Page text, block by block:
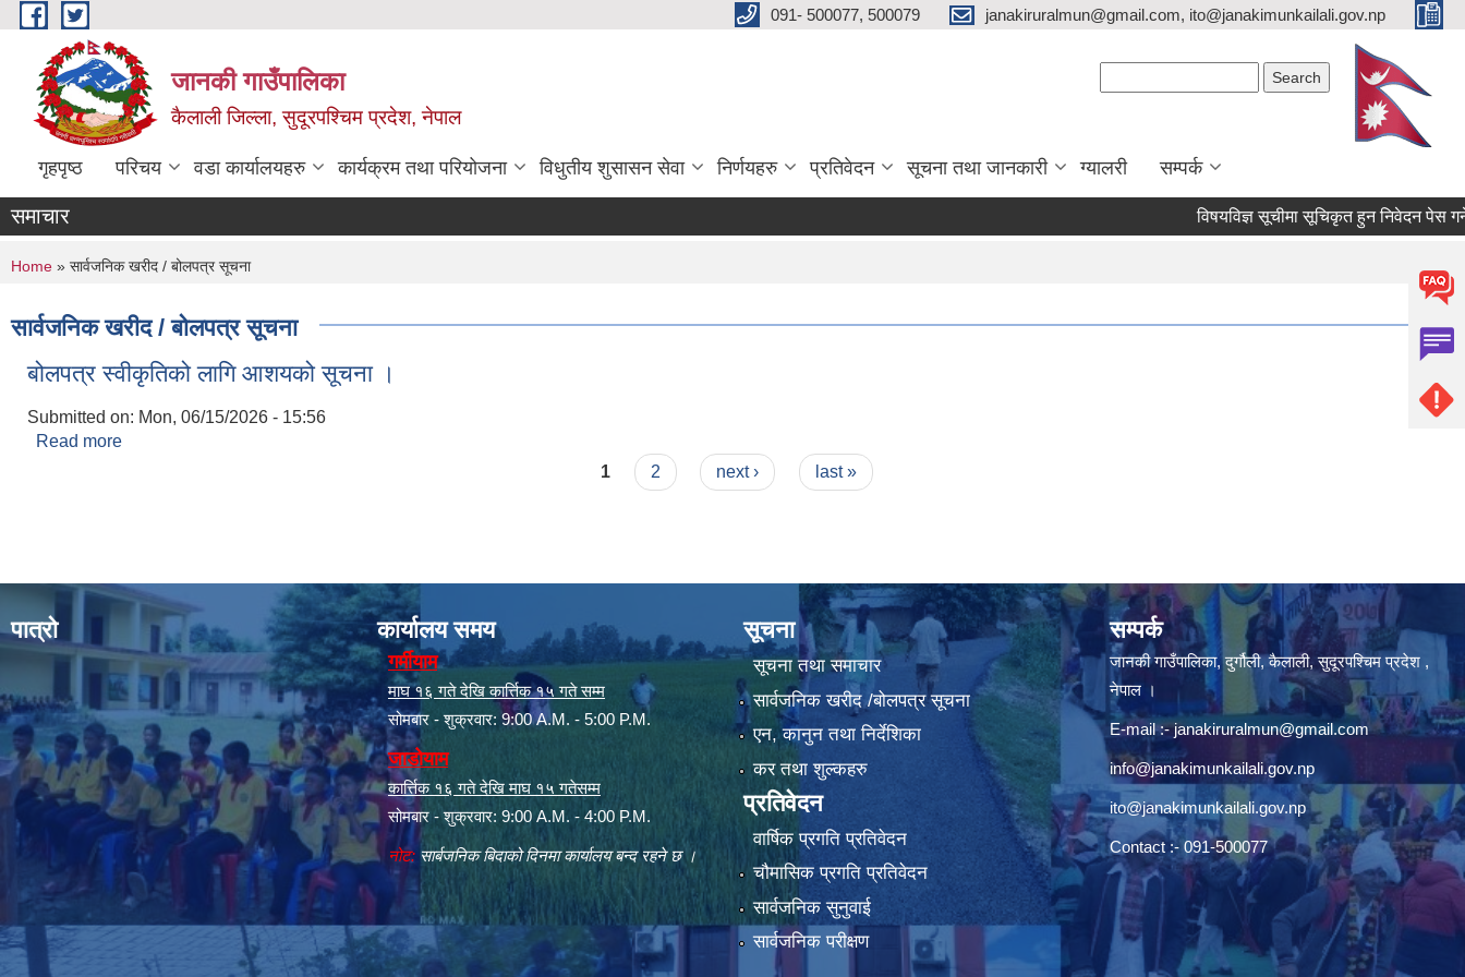
Skip to main content 091- 500077, 500079 janakiruralmun@gmail.com, ito@janakimunkailali.gov.np
जानकी गाउँपालिका
कैलाली जिल्ला, सुदूरपश्चिम प्रदेश, नेपाल
गृहपृष्ठ परिचय वडा कार्यालयहरु कार्यक्रम तथा परियोजना विधुतीय शुसासन सेवा निर्णयहरु प्रतिवेदन सूचना तथा जानकारी ग्यालरी सम्पर्क
समाचार विषयविज्ञ सूचीमा सूचिकृत हुन निवेदन पेस गर्ने
You are here
Home » सार्वजनिक खरीद / बोलपत्र सूचना
सार्वजनिक खरीद / बोलपत्र सूचना
बोलपत्र स्वीकृतिको लागि आशयको सूचना ।
Submitted on: Mon, 06/15/2026 - 15:56
Read more
1 2 next › last »
पात्रो कार्यालय समय
गर्मीयाम
माघ १६ गते देखि कार्त्तिक १५ गते सम्म
सोमबार - शुक्रवार: 9:00 A.M. - 5:00 P.M.
जाडोयाम
कार्त्तिक १६ गते देखि माघ १५ गतेसम्म
सोमबार - शुक्रवार: 9:00 A.M. - 4:00 P.M.
नोट: सार्बजनिक बिदाको दिनमा कार्यालय बन्द रहने छ ।
सूचना
सूचना तथा समाचार
सार्वजनिक खरीद /बोलपत्र सूचना
एन, कानुन तथा निर्देशिका
कर तथा शुल्कहरु
प्रतिवेदन
वार्षिक प्रगति प्रतिवेदन
चौमासिक प्रगति प्रतिवेदन
सार्वजनिक सुनुवाई
सार्वजनिक परीक्षण
सम्पर्क
जानकी गाउँपालिका, दुर्गौली, कैलाली, सुदूरपश्चिम प्रदेश ,
नेपाल ।
E-mail :-janakiruralmun@gmail.com
info@janakimunkailali.gov.np
ito@janakimunkailali.gov.np
Contact :- 091-500077